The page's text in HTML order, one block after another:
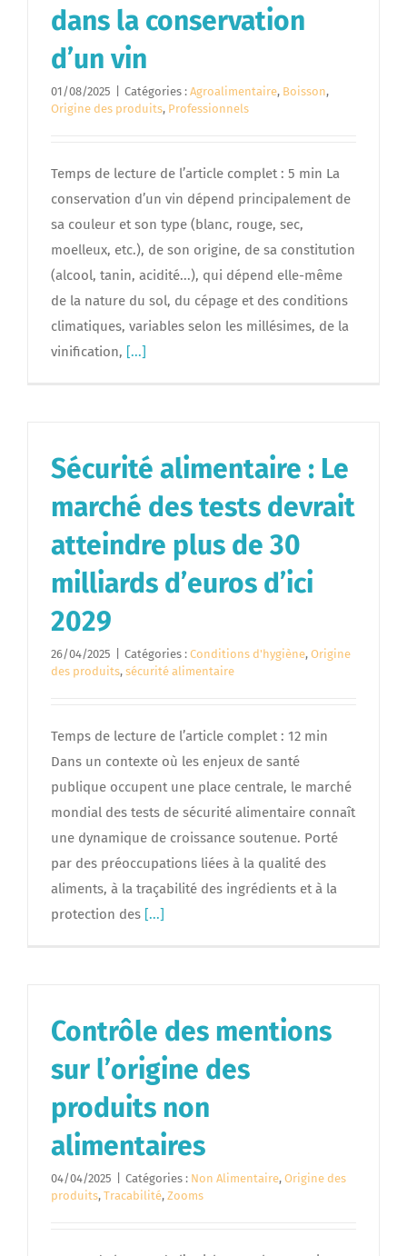
dans la conservation
d’un vin
01/08/2025 Catégories : Agroalimentaire, Boisson,
Origine des produits, Professionnels
Temps de lecture de l’article complet : 5 min La
conservation d’un vin dépend principalement de
sa couleur et son type (blanc, rouge, sec,
moelleux, etc.), de son origine, de sa constitution
(alcool, tanin, acidité...), qui dépend elle-même
de la nature du sol, du cépage et des conditions
climatiques, variables selon les millésimes, de la
vinification, [...]
Sécurité alimentaire : Le
marché des tests devrait
atteindre plus de 30
milliards d’euros d’ici
2029
26/04/2025 Catégories : Conditions d'hygiène, Origine
des produits, sécurité alimentaire
Temps de lecture de l’article complet : 12 min
Dans un contexte où les enjeux de santé
publique occupent une place centrale, le marché
mondial des tests de sécurité alimentaire connaît
une dynamique de croissance soutenue. Porté
par des préoccupations liées à la qualité des
aliments, à la traçabilité des ingrédients et à la
protection des [...]
Contrôle des mentions
sur l’origine des
produits non
alimentaires
04/04/2025 Catégories : Non Alimentaire, Origine des
produits, Tracabilité, Zooms